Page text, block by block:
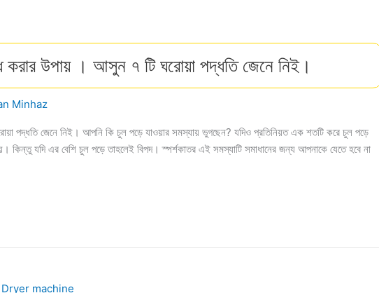
করার উপায় । আসুন ৭ টি ঘরোয়া পদ্ধতি জেনে নিই।
Minhaz
পদ্ধতি জেনে নিই। আপনি কি চুল পড়ে যাওয়ার সমস্যায় ভুগছেন? যদিও প্রতিনিয়ত এক শতটি করে চুল পড়ে
কিন্তু যদি এর বেশি চুল পড়ে তাহলেই বিপদ। স্পর্শকাতর এই সমস্যাটি সমাধানের জন্য আপনাকে যেতে হবে না